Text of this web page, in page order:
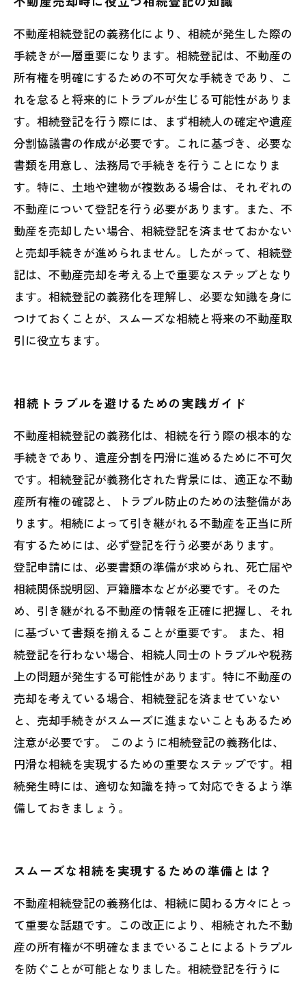
不動産相続登記の義務化により、相続が発生した際の
手続きが一層重要になります。相続登記は、不動産の
所有権を明確にするための不可欠な手続きであり、こ
れを怠ると将来的にトラブルが生じる可能性がありま
す。相続登記を行う際には、まず相続人の確定や遺産
分割協議書の作成が必要です。これに基づき、必要な
書類を用意し、法務局で手続きを行うことになりま
す。特に、土地や建物が複数ある場合は、それぞれの
不動産について登記を行う必要があります。また、不
動産を売却したい場合、相続登記を済ませておかない
と売却手続きが進められません。したがって、相続登
記は、不動産売却を考える上で重要なステップとなり
ます。相続登記の義務化を理解し、必要な知識を身に
つけておくことが、スムーズな相続と将来の不動産取
引に役立ちます。
相続トラブルを避けるための実践ガイド
不動産相続登記の義務化は、相続を行う際の根本的な
手続きであり、遺産分割を円滑に進めるために不可欠
です。相続登記が義務化された背景には、適正な不動
産所有権の確認と、トラブル防止のための法整備があ
ります。相続によって引き継がれる不動産を正当に所
有するためには、必ず登記を行う必要があります。
登記申請には、必要書類の準備が求められ、死亡届や
相続関係説明図、戸籍謄本などが必要です。そのた
め、引き継がれる不動産の情報を正確に把握し、それ
に基づいて書類を揃えることが重要です。 また、相
続登記を行わない場合、相続人同士のトラブルや税務
上の問題が発生する可能性があります。特に不動産の
売却を考えている場合、相続登記を済ませていない
と、売却手続きがスムーズに進まないこともあるため
注意が必要です。 このように相続登記の義務化は、
円滑な相続を実現するための重要なステップです。相
続発生時には、適切な知識を持って対応できるよう準
備しておきましょう。
スムーズな相続を実現するための準備とは？
不動産相続登記の義務化は、相続に関わる方々にとっ
て重要な話題です。この改正により、相続された不動
産の所有権が不明確なままでいることによるトラブル
を防ぐことが可能となりました。相続登記を行うに